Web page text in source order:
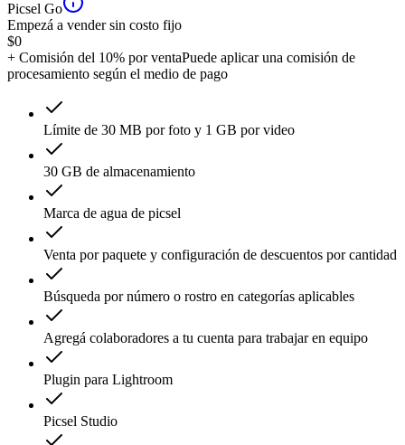
Picsel Go
Empezá a vender sin costo fijo
$0
+ Comisión del 10% por ventaPuede aplicar una comisión de
procesamiento según el medio de pago
Límite de 30 MB por foto y 1 GB por video
30 GB de almacenamiento
Marca de agua de picsel
Venta por paquete y configuración de descuentos por cantidad
Búsqueda por número o rostro en categorías aplicables
Agregá colaboradores a tu cuenta para trabajar en equipo
Plugin para Lightroom
Picsel Studio